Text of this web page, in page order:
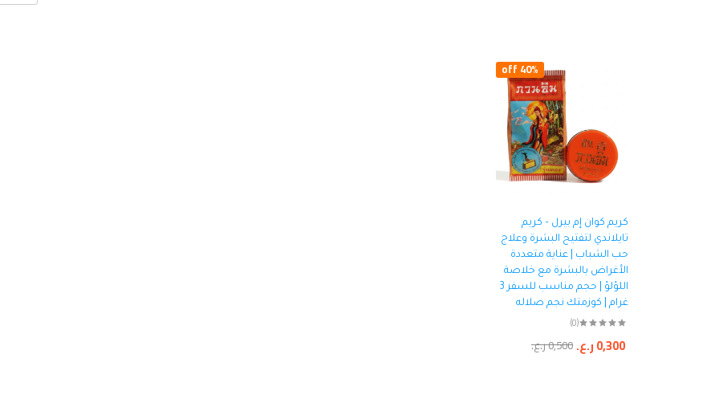
40% off
كريم كوان إم بيرل – كريم
تايلاندي لتفتيح البشرة وعلاج
حب الشباب | عناية متعددة
الأغراض بالبشرة مع خلاصة
اللؤلؤ | حجم مناسب للسفر 3
غرام | كوزمتك نجم صلاله
(0)
0,500ر.ع. 0,300ر.ع.